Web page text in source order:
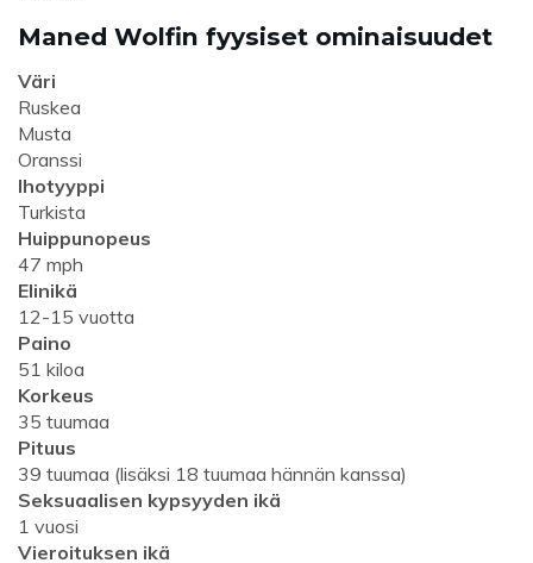
Maned Wolfin fyysiset ominaisuudet
Väri
Ruskea
Musta
Oranssi
Ihotyyppi
Turkista
Huippunopeus
47 mph
Elinikä
12-15 vuotta
Paino
51 kiloa
Korkeus
35 tuumaa
Pituus
39 tuumaa (lisäksi 18 tuumaa hännän kanssa)
Seksuaalisen kypsyyden ikä
1 vuosi
Vieroituksen ikä